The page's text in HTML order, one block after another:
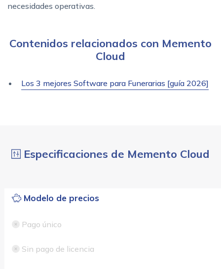
necesidades operativas.
Contenidos relacionados con Memento
Cloud
Los 3 mejores Software para Funerarias [guía 2026]
Especificaciones de Memento Cloud
Modelo de precios
Pago único
Sin pago de licencia